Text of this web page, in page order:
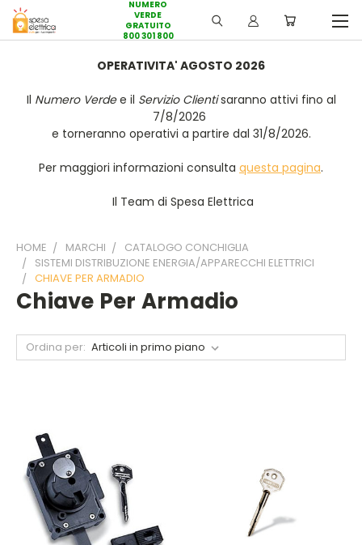
NUMERO
VERDE
GRATUITO
800 301 800
OPERATIVITA' AGOSTO 2026
Il Numero Verdee il Servizio Clientisaranno attivi fino al
7/8/2026
e torneranno operativi a partire dal 31/8/2026.
Per maggiori informazioni consulta questa pagina.
Il Team di Spesa Elettrica
HOME MARCHI
CATALOGO CONCHIGLIA
SISTEMI DISTRIBUZIONE ENERGIA/APPARECCHI ELETTRICI
CHIAVE PER ARMADIO
Chiave Per Armadio
Ordina per: